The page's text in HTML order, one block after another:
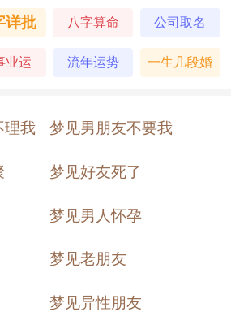
门，旅程上麻烦多，而且耽
虑。
的路子有点窄，容易因为
受一份工作，无法做出全
男朋友和别的女人谈恋爱
详批 八字算命 公司取名
业运 流年运势 一生几段婚
理我 梦见男朋友不要我
梦见好友死了
梦见男人怀孕
梦见老朋友
梦见异性朋友